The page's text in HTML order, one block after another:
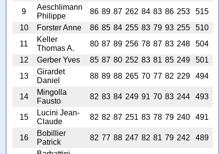
9
Aeschlimann
Philippe
86 89 87 262 84 83 86 253
515
10
Forster Anne 86 85 84 255 83 79 93 255
510
11
Keller
Thomas A.
80 87 89 256 78 87 83 248
504
12
Gerber Yves 85 87 80 252 83 81 85 249
501
13
Girardet
Daniel
88 89 88 265 70 77 82 229 494
14
Mingolla
Fausto
82 83 84 249 91 70 83 244 493
15
Lucini Jean-
Claude
82 82 87 251 83 78 79 240 491
16
Bobillier
Patrick
82 77 88 247 82 81 79 242 489